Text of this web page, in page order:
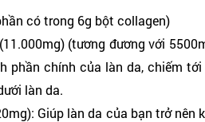
có trong 6g bột collagen)
(tương đương với
phần chính của làn da, chiếm
làn da.
Giúp làn da của bạn trở nên